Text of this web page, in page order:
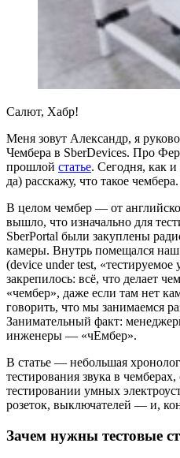
Салют, Хабр!
Меня зовут Александр, я
Чембера в SberDevices. Про
прошлой статье. Сегодня, как и
да) расскажу, что такое чембера.
В целом чембер — от
вышло, что изначально для
SberPortal были закуплены
камеры. Внутрь помещался
(device under test, «тестируемое
закрепилось: всё, что делает
«чембер», даже если там нет
говорить, что мы занимаемся
Занимательный факт:
инженеры — «чЕмбер».
В статье — небольшая
тестирования звука в
тестировании умных
розеток, выключателей — и,
Зачем нужны тестовые